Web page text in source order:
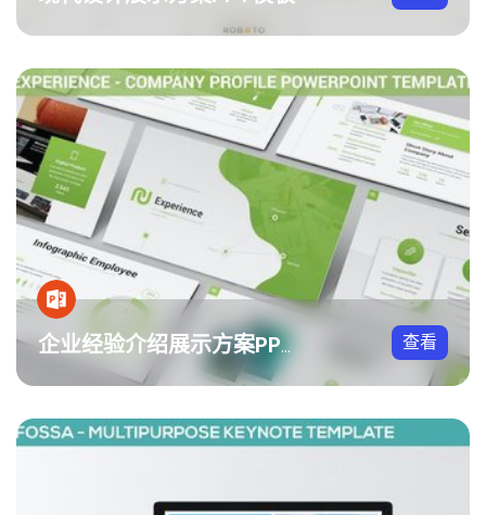
企业经验介绍展示方案PPT模板 查看